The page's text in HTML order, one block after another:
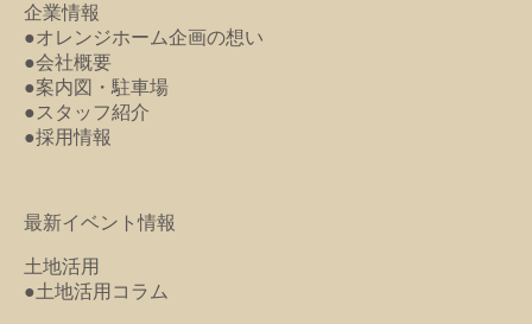
企業情報
●オレンジホーム企画の想い
●会社概要
●案内図・駐車場
●スタッフ紹介
●採用情報
最新イベント情報
土地活用
●土地活用コラム